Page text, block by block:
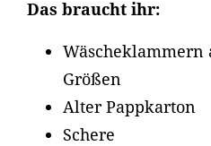
Das braucht ihr:
Wäscheklammern
Größen
Alter Pappkarton
Schere